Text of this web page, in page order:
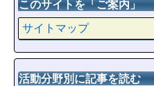
このサイトを「ご案内」
サイトマップ
活動分野別に記事を読む